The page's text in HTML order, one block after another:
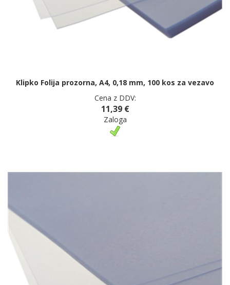
Klipko Folija prozorna, A4, 0,18 mm, 100 kos za vezavo
Cena z DDV:
11,39 €
Zaloga